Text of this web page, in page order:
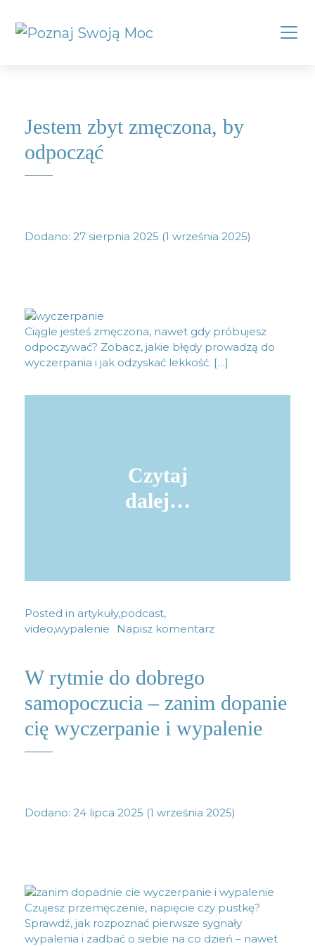
Jestem zbyt zmęczona, by
odpocząć
Dodano: 27 sierpnia 2025 (1 września 2025)
Ciągle jesteś zmęczona, nawet gdy próbujesz
odpoczywać? Zobacz, jakie błędy prowadzą do
wyczerpania i jak odzyskać lekkość. […]
Czytaj
dalej…
Posted in artykuły,podcast,
video,wypalenie Napisz komentarz
W rytmie do dobrego
samopoczucia – zanim dopanie
cię wyczerpanie i wypalenie
Dodano: 24 lipca 2025 (1 września 2025)
Czujesz przemęczenie, napięcie czy pustkę?
Sprawdź, jak rozpoznać pierwsze sygnały
wypalenia i zadbać o siebie na co dzień – nawet